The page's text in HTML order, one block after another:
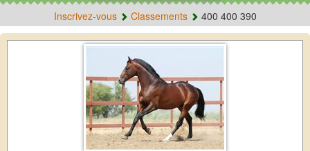
Inscrivez-vous Classements 400 400 390